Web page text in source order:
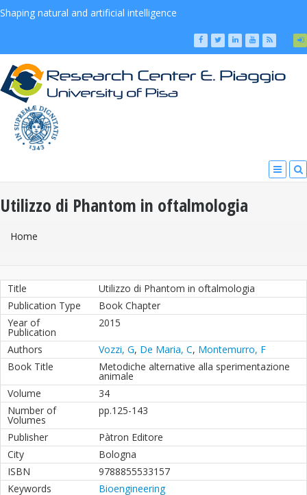
Shaping natural and artificial intelligence
Utilizzo di Phantom in oftalmologia
You Are Here
Home
Title
Utilizzo di Phantom in oftalmologia
Publication Type
Book Chapter
Year of
Publication
2015
Authors Vozzi, G, De Maria, C, Montemurro, F
Book Title
Metodiche alternative alla sperimentazione
animale
Volume
34
Number of
Volumes
pp.125-143
Publisher
Pàtron Editore
City
Bologna
ISBN
9788855533157
Keywords
Bioengineering